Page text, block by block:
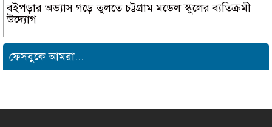
বইপড়ার অভ্যাস গড়ে তুলতে চট্টগ্রাম মডেল স্কুলের ব্যতিক্রমী
উদ্যোগ
সাংবাদিক সুরক্ষা ও কল্যাণ
বৃক্ষরোপণ কর্মসূচি
ফেসবুকে আমরা...